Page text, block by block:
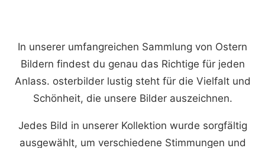
In unserer umfangreichen Sammlung von Ostern
Bildern findest du genau das Richtige für jeden
Anlass. osterbilder lustig steht für die Vielfalt und
Schönheit, die unsere Bilder auszeichnen.
Jedes Bild in unserer Kollektion wurde sorgfältig
ausgewählt, um verschiedene Stimmungen und